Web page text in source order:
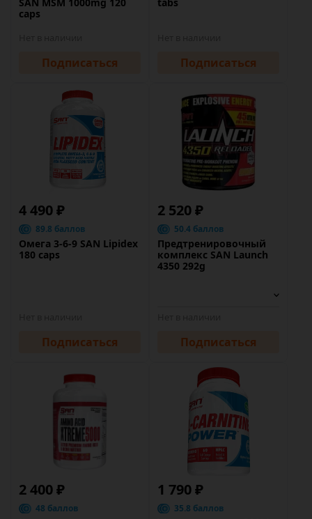
caps
Подписаться Подписаться
4 490 ₽
89.8 баллов
Омега 3-6-9 SAN Lipidex
180 caps
Подписаться
2 520 ₽
50.4 баллов
Предтренировочный
комплекс SAN Launch
4350 292g
Подписаться
2 400 ₽
48 баллов
1 790 ₽
35.8 баллов